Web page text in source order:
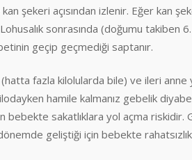
şekeri açısından izlenir. Eğer kan
sonrasında (doğumu takiben
geçip geçmediği saptanır.
fazla kilolularda bile) ve ileri anne
hamile kalmanız gebelik
sakatlıklara yol açma riskidir.
geliştiği için bebekte